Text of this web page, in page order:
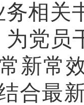
相关
党员
新常
合最